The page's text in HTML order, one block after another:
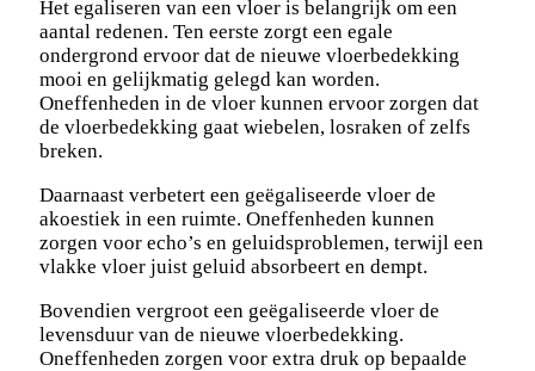
Het egaliseren van een vloer is belangrijk om een
aantal redenen. Ten eerste zorgt een egale
ondergrond ervoor dat de nieuwe vloerbedekking
mooi en gelijkmatig gelegd kan worden.
Oneffenheden in de vloer kunnen ervoor zorgen dat
de vloerbedekking gaat wiebelen, losraken of zelfs
breken.
Daarnaast verbetert een geëgaliseerde vloer de
akoestiek in een ruimte. Oneffenheden kunnen
zorgen voor echo’s en geluidsproblemen, terwijl een
vlakke vloer juist geluid absorbeert en dempt.
Bovendien vergroot een geëgaliseerde vloer de
levensduur van de nieuwe vloerbedekking.
Oneffenheden zorgen voor extra druk op bepaalde